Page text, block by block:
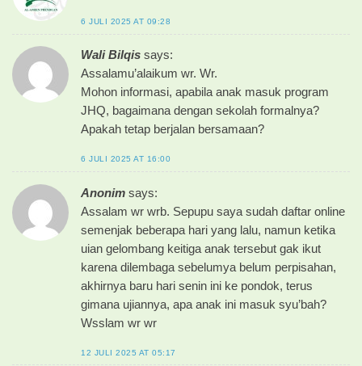
6 JULI 2025 AT 09:28
Wali Bilqis says:
Assalamu’alaikum wr. Wr.
Mohon informasi, apabila anak masuk program
JHQ, bagaimana dengan sekolah formalnya?
Apakah tetap berjalan bersamaan?
6 JULI 2025 AT 16:00
Anonim says:
Assalam wr wrb. Sepupu saya sudah daftar online
semenjak beberapa hari yang lalu, namun ketika
uian gelombang keitiga anak tersebut gak ikut
karena dilembaga sebelumya belum perpisahan,
akhirnya baru hari senin ini ke pondok, terus
gimana ujiannya, apa anak ini masuk syu’bah?
Wsslam wr wr
12 JULI 2025 AT 05:17